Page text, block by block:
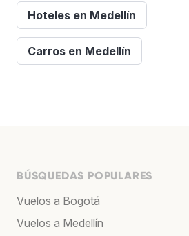
Hoteles en Medellín
Carros en Medellín
BÚSQUEDAS POPULARES
Vuelos a Bogotá
Vuelos a Medellín